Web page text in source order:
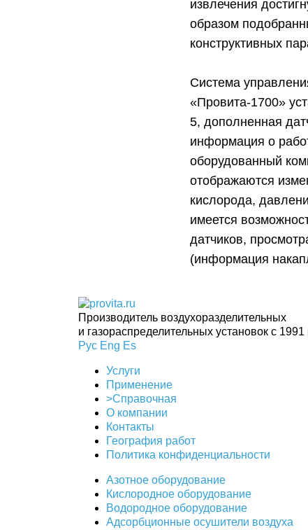
извлечения
образом
конструктивных
Система
«Провита-1700»
5, дополненная
информация о
оборудованный
отображаются
кислорода,
имеется
датчиков,
(информация
Производитель воздухоразделительных
и газораспределительных установок с 1991
Рус Eng Es
Услуги
Применение
>Справочная
О компании
Контакты
География работ
Политика конфиденциальности
Азотное оборудование
Кислородное оборудование
Водородное оборудование
Адсорбционные осушители воздуха